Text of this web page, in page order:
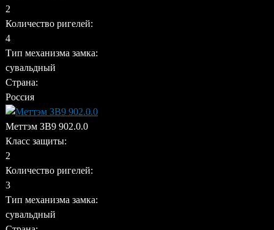
2
Количество ригелей:
4
Тип механизма замка:
сувальдный
Страна:
Россия
Меттэм ЗВ9 902.0.0
Класс защиты:
2
Количество ригелей:
3
Тип механизма замка:
сувальдный